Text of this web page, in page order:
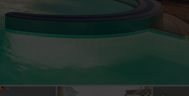
erfassen wir anonymisierte Daten für
und den Effekt bestimmter Seiten unseres
Google und Facebook. Durch diese Dienste
Weitere Hinweise zu der Verarbeitung
in den
Inhalte, passend zu Ihren Interessen anzuzeigen.